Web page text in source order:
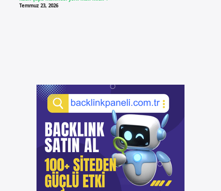
Temmuz 23, 2026